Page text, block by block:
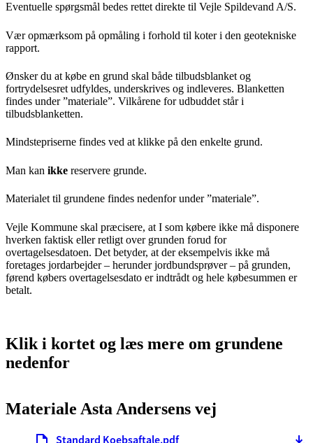
Eventuelle spørgsmål bedes rettet direkte til Vejle Spildevand A/S.
Vær opmærksom på opmåling i forhold til koter i den geotekniske
rapport.
Ønsker du at købe en grund skal både tilbudsblanket og
fortrydelsesret udfyldes, underskrives og indleveres. Blanketten
findes under ”materiale”. Vilkårene for udbuddet står i
tilbudsblanketten.
Mindstepriserne findes ved at klikke på den enkelte grund.
Man kan ikke reservere grunde.
Materialet til grundene findes nedenfor under ”materiale”.
Vejle Kommune skal præcisere, at I som købere ikke må disponere
hverken faktisk eller retligt over grunden forud for
overtagelsesdatoen. Det betyder, at der eksempelvis ikke må
foretages jordarbejder – herunder jordbundsprøver – på grunden,
førend købers overtagelsesdato er indtrådt og hele købesummen er
betalt.
Klik i kortet og læs mere om grundene
nedenfor
Materiale Asta Andersens vej
Standard Koebsaftale.pdf